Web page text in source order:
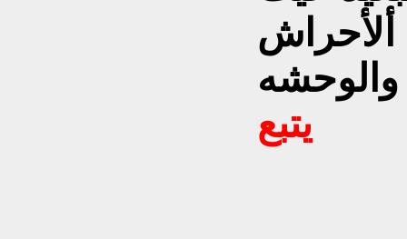
ألأحراش
يتبع